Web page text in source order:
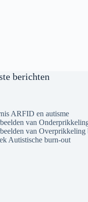
berichten
ARFID en autisme
van
van Overprikkeling
Autistische burn-out